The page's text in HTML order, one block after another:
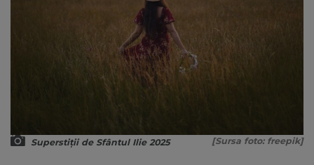
Superstiții de Sfântul Ilie 2025 [Sursa foto: freepik]